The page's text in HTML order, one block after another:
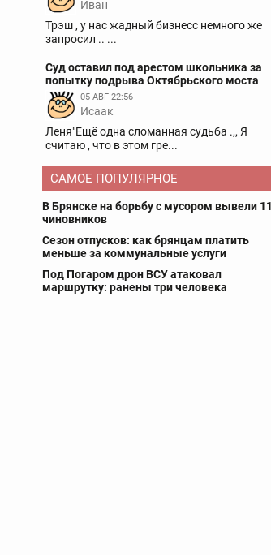
Иван
Трэш , у нас жадный бизнесс немного же
запросил .. ...
Суд оставил под арестом школьника за
попытку подрыва Октябрьского моста
05 АВГ 22:56
Исаак
Леня"Ещё одна сломанная судьба .,, Я
считаю , что в этом гре...
САМОЕ ПОПУЛЯРНОЕ
В Брянске на борьбу с мусором вывели
чиновников
Сезон отпусков: как брянцам платить
меньше за коммунальные услуги
Под Погаром дрон ВСУ атаковал
маршрутку: ранены три человека